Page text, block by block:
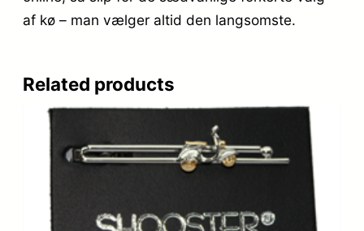
af kø – man vælger altid den langsomste.
Related products